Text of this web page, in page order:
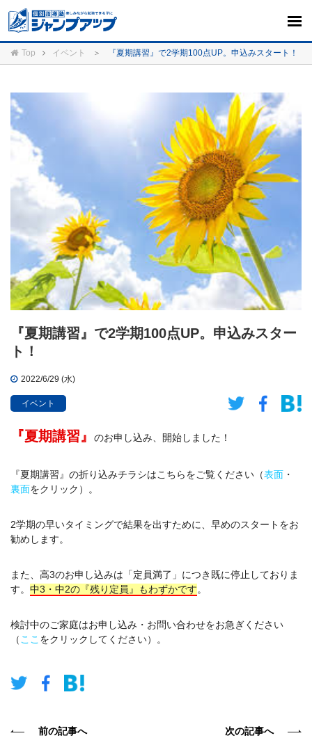
Top イベント ＞ 『夏期講習』で2学期100点UP。申込みスタート！
『夏期講習』で2学期100点UP。申込みスター
ト！
2022/6/29 (水)
イベント
『夏期講習』 のお申し込み、開始しました！
『夏期講習』の折り込みチラシはこちらをご覧ください（表面 ・
裏面をクリック）。
2学期の早いタイミングで結果を出すために、早めのスタートをお
勧めします。
また、高3のお申し込みは「定員満了」につき既に停止しておりま
す。 中3・中2の『残り定員』もわずかです。
検討中のご家庭はお申し込み・お問い合わせをお急ぎください
（ ここ をクリックしてください）。
前の記事へ 次の記事へ